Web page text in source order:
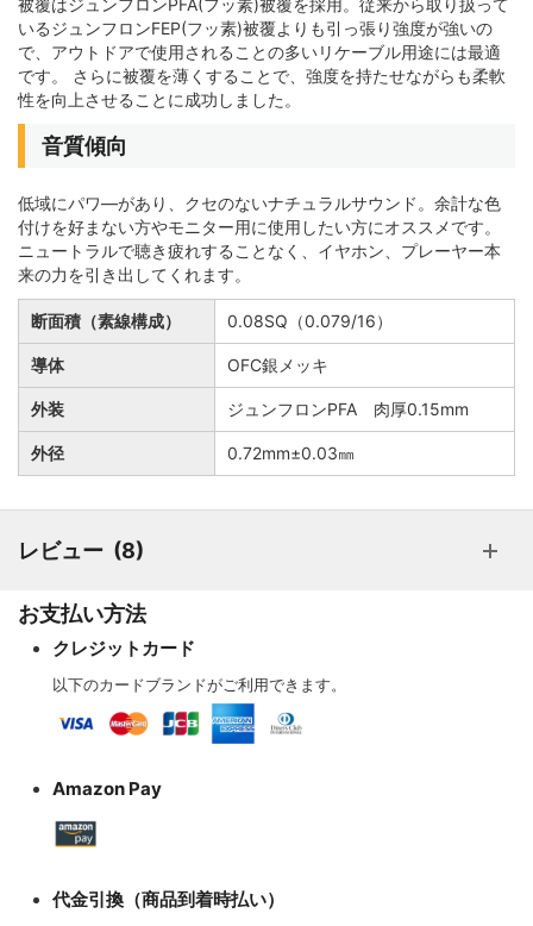
被覆はジュンフロンPFA(フッ素)被覆を採用。従来から取り扱って
いるジュンフロンFEP(フッ素)被覆よりも引っ張り強度が強いの
で、アウトドアで使用されることの多いリケーブル用途には最適
です。 さらに被覆を薄くすることで、強度を持たせながらも柔軟
性を向上させることに成功しました。
音質傾向
低域にパワ―があり、クセのないナチュラルサウンド。余計な色
付けを好まない方やモニター用に使用したい方にオススメです。
ニュートラルで聴き疲れすることなく、イヤホン、プレーヤー本
来の力を引き出してくれます。
断面積（素線構成） 0.08SQ（0.079/16）
導体 OFC銀メッキ
外装 ジュンフロンPFA 肉厚0.15mm
外径 0.72mm±0.03㎜
レビュー 8
お支払い方法
クレジットカード
以下のカードブランドがご利用できます。
Amazon Pay
代金引換（商品到着時払い）